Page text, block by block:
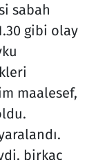
sabah
gibi olay
maalesef,
birkaç